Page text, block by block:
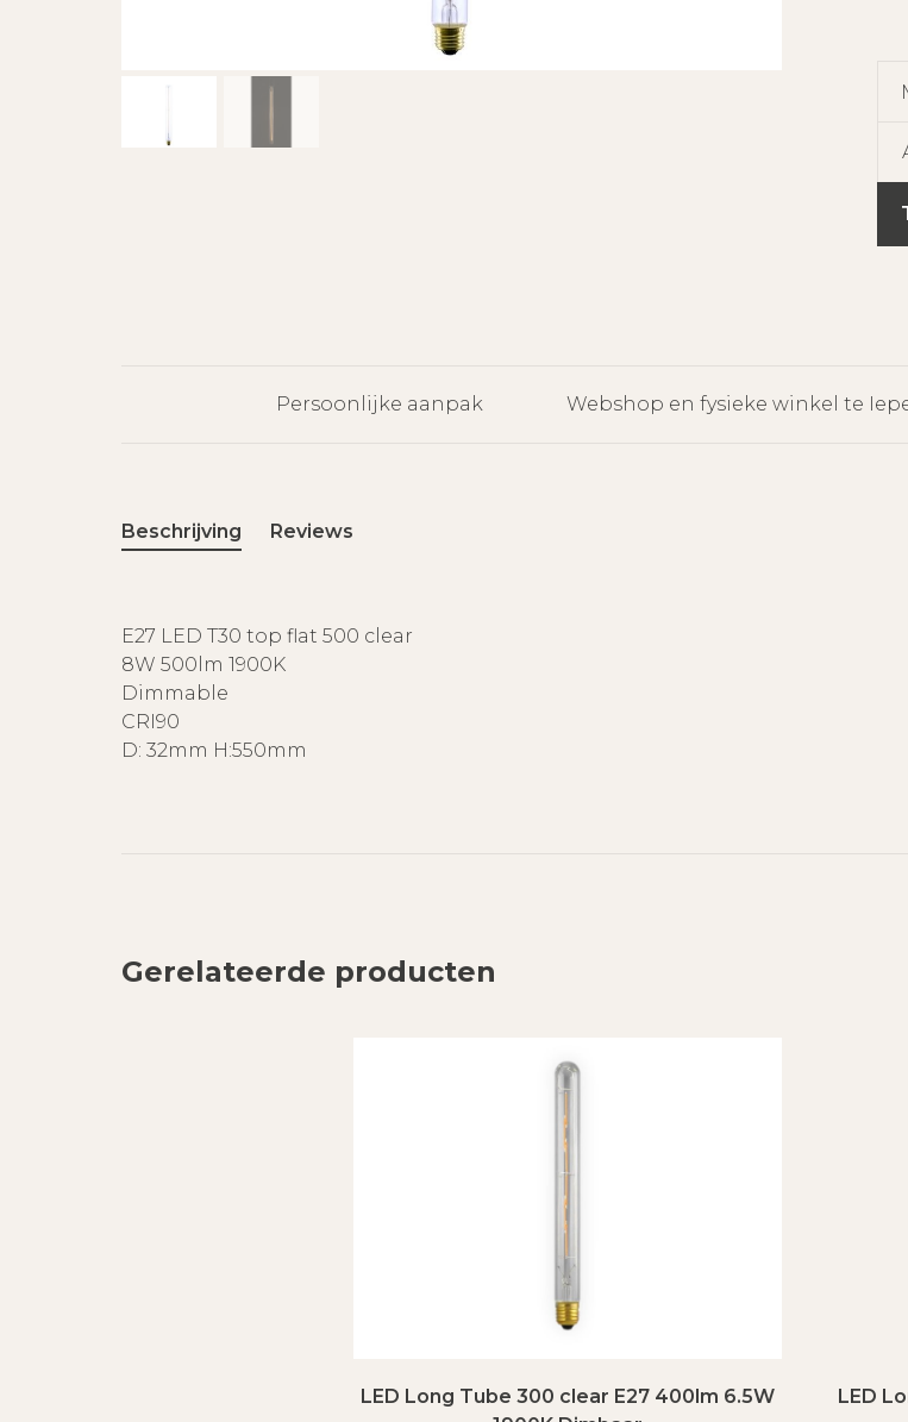
Persoonlijke aanpak Webshop en fysieke winkel te
Beschrijving Reviews
E27 LED T30 top flat 500 clear
8W 500lm 1900K
Dimmable
CRI90
D: 32mm H:550mm
Gerelateerde producten
LED Long Tube 300 clear E27 400lm 6.5W
LED